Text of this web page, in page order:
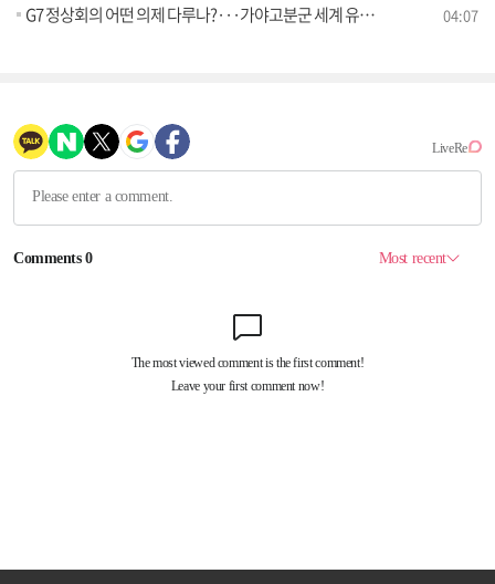
G7 정상회의 어떤 의제 다루나?···가야고분군 세계 유산 확실시 [S&News] 04:07